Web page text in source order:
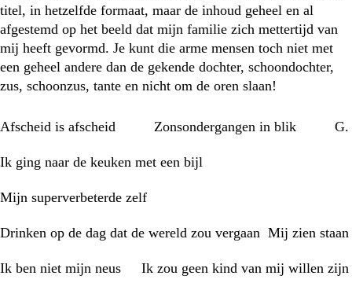
titel, in hetzelfde formaat, maar de inhoud geheel en al
afgestemd op het beeld dat mijn familie zich mettertijd van
mij heeft gevormd. Je kunt die arme mensen toch niet met
een geheel andere dan de gekende dochter, schoondochter,
zus, schoonzus, tante en nicht om de oren slaan!
Afscheid is afscheid Zonsondergangen in blik G.
Ik ging naar de keuken met een bijl
Mijn superverbeterde zelf
Drinken op de dag dat de wereld zou vergaan Mij zien staan
Ik ben niet mijn neus Ik zou geen kind van mij willen zijn